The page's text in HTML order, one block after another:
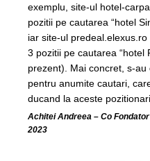
exemplu, site-ul hotel-
pozitii pe cautarea “hotel
iar site-ul
3 pozitii pe cautarea “hotel
prezent). Mai concret, s-
pentru anumite cautari,
ducand la aceste pozitionari.
Achitei Andreea – Co
2023